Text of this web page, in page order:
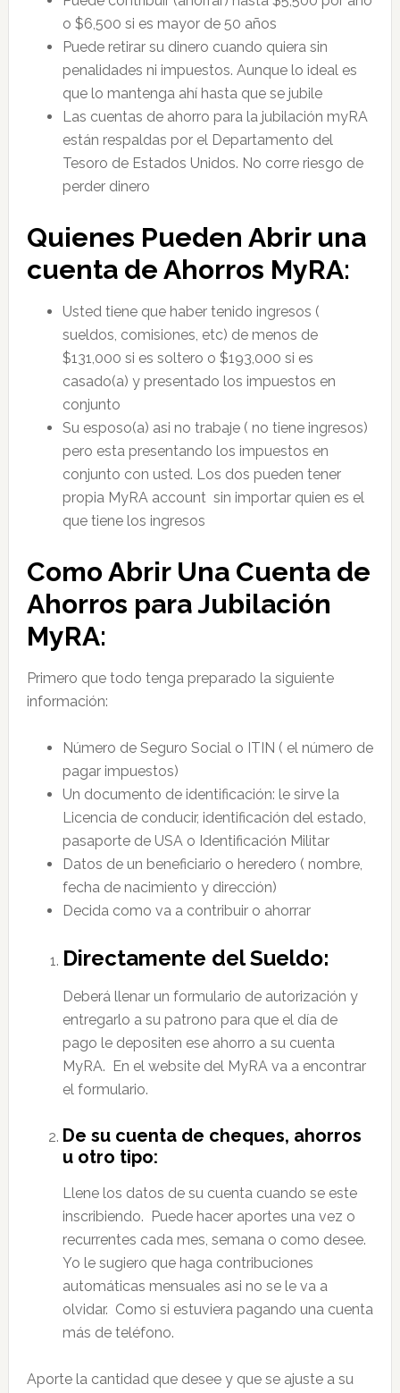
o $6,500 si es mayor de 50 años
Puede retirar su dinero cuando quiera sin
penalidades ni impuestos. Aunque lo ideal es
que lo mantenga ahí hasta que se jubile
Las cuentas de ahorro para la jubilación myRA
están respaldas por el Departamento del
Tesoro de Estados Unidos. No corre riesgo de
perder dinero
Quienes Pueden Abrir una
cuenta de Ahorros MyRA:
Usted tiene que haber tenido ingresos (
sueldos, comisiones, etc) de menos de
$131,000 si es soltero o $193,000 si es
casado(a) y presentado los impuestos en
conjunto
Su esposo(a) asi no trabaje ( no tiene ingresos)
pero esta presentando los impuestos en
conjunto con usted. Los dos pueden tener
propia MyRA account sin importar quien es el
que tiene los ingresos
Como Abrir Una Cuenta de
Ahorros para Jubilación
MyRA:
Primero que todo tenga preparado la siguiente
información:
Número de Seguro Social o ITIN ( el número de
pagar impuestos)
Un documento de identificación: le sirve la
Licencia de conducir, identificación del estado,
pasaporte de USA o Identificación Militar
Datos de un beneficiario o heredero ( nombre,
fecha de nacimiento y dirección)
Decida como va a contribuir o ahorrar
Directamente del Sueldo:
Deberá llenar un formulario de autorización y
entregarlo a su patrono para que el día de
pago le depositen ese ahorro a su cuenta
MyRA. En el website del MyRA va a encontrar
el formulario.
De su cuenta de cheques, ahorros
u otro tipo:
Llene los datos de su cuenta cuando se este
inscribiendo. Puede hacer aportes una vez o
recurrentes cada mes, semana o como desee.
Yo le sugiero que haga contribuciones
automáticas mensuales asi no se le va a
olvidar. Como si estuviera pagando una cuenta
más de teléfono.
Aporte la cantidad que desee y que se ajuste a su